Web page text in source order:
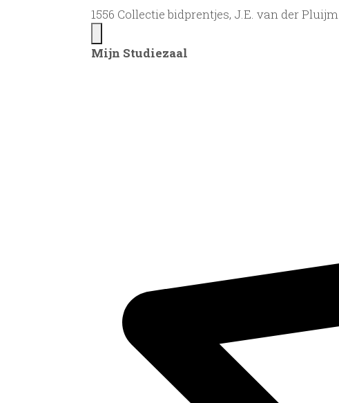
1556 Collectie bidprentjes, J.E. van der Pluijm
Mijn Studiezaal